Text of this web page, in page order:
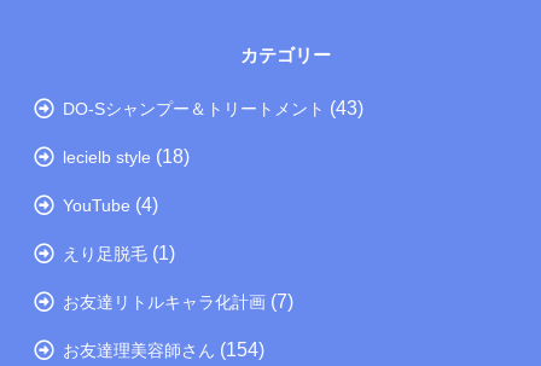
カテゴリー
DO-Sシャンプー＆トリートメント (43)
lecielb style (18)
YouTube (4)
えり足脱毛 (1)
お友達リトルキャラ化計画 (7)
お友達理美容師さん (154)